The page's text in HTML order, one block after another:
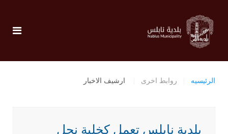
الرئيسيه روابط اخرى ارشيف الاخبار
بلدية نابلس تعمل كخلية نحل